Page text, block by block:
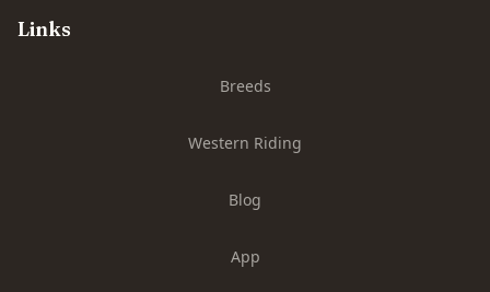
Links
Breeds
Western Riding
Blog
App